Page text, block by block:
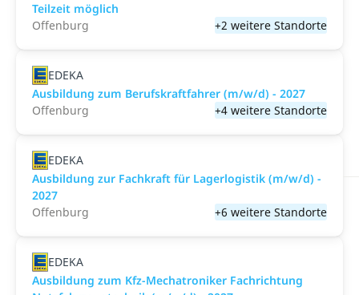
Teilzeit möglich
Offenburg
+2 weitere Standorte
EDEKA
Ausbildung zum Berufskraftfahrer (m/w/d) - 2027
Offenburg
+4 weitere Standorte
EDEKA
Ausbildung zur Fachkraft für Lagerlogistik (m/w/d) -
2027
Offenburg
+6 weitere Standorte
EDEKA
Ausbildung zum Kfz-Mechatroniker Fachrichtung